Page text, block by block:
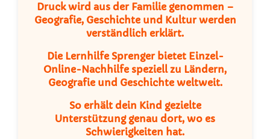
Druck wird aus der Familie genommen –
Geografie, Geschichte und Kultur werden
verständlich erklärt.
Die Lernhilfe Sprenger bietet Einzel-
Online-Nachhilfe speziell zu Ländern,
Geografie und Geschichte weltweit.
So erhält dein Kind gezielte
Unterstützung genau dort, wo es
Schwierigkeiten hat.